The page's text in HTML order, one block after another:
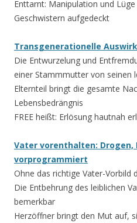
Enttarnt: Manipulation und
Geschwistern aufgedeckt
Transgenerationelle
Die Entwurzelung und
einer Stammmutter von seinen
Elternteil bringt die gesamte
Lebensbedrängnis
FREE heißt: Erlösung hautnah
Vater vorenthalten: Drogen,
vorprogrammiert
Ohne das richtige Vater-Vorbild
Die Entbehrung des leiblichen
bemerkbar
Herzöffner bringt den Mut auf,